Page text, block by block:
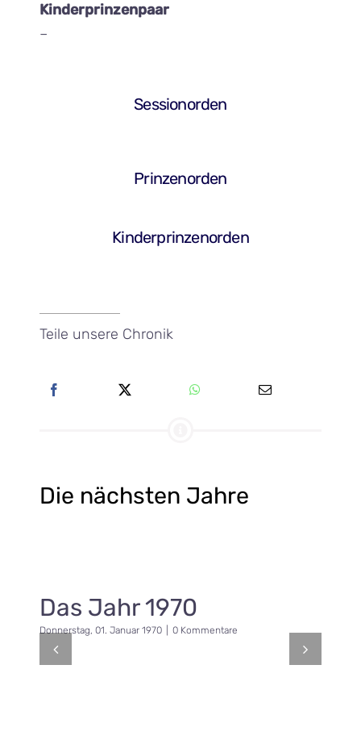
Kinderprinzenpaar
–
Sessionorden
Prinzenorden
Kinderprinzenorden
Teile unsere Chronik
Die nächsten Jahre
Das Jahr 1970
Donnerstag, 01. Januar 1970 0 Kommentare